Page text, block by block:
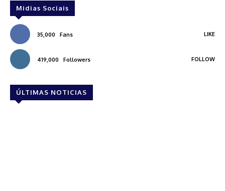
Midias Sociais
35,000 Fans LIKE
419,000 Followers FOLLOW
ÚLTIMAS NOTICIAS